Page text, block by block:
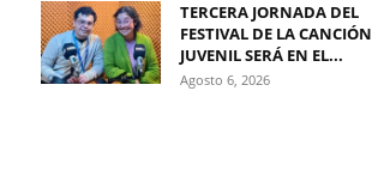
TERCERA JORNADA DEL
FESTIVAL DE LA CANCIÓN
JUVENIL SERÁ EN EL...
Agosto 6, 2026